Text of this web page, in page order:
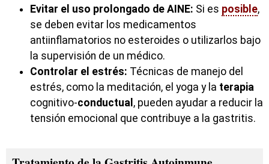
Evitar el uso prolongado de AINE: Si es posible,
se deben evitar los medicamentos
antiinflamatorios no esteroides o utilizarlos bajo
la supervisión de un médico.
Controlar el estrés: Técnicas de manejo del
estrés, como la meditación, el yoga y la terapia
cognitivo-conductual , pueden ayudar a reducir la
tensión emocional que contribuye a la gastritis.